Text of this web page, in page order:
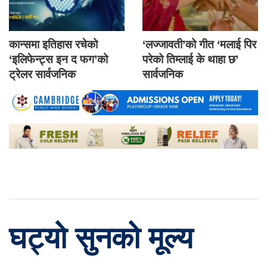
कान्समा इतिहास रचेको
‘इलिफेन्ट्स इन द फग’को
ट्रेलर सार्वजनिक
‘लज्जावती’को गीत ‘मलाई पिर
परेको तिम्लाई के थाहा छ’
सार्वजनिक
घट्यो सुनको मूल्य